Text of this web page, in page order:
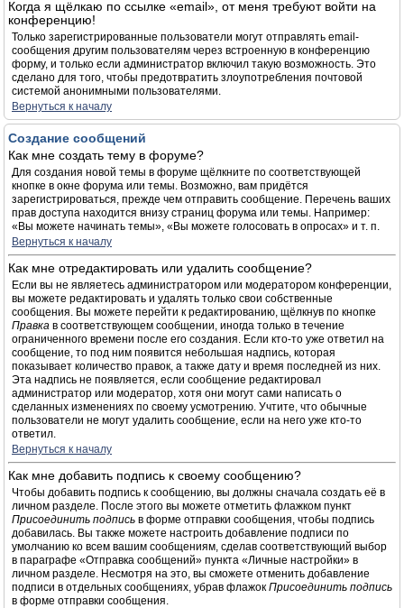
Когда я щёлкаю по ссылке «email», от меня требуют войти на
конференцию!
Только зарегистрированные пользователи могут отправлять email-
сообщения другим пользователям через встроенную в конференцию
форму, и только если администратор включил такую возможность. Это
сделано для того, чтобы предотвратить злоупотребления почтовой
системой анонимными пользователями.
Вернуться к началу
Создание сообщений
Как мне создать тему в форуме?
Для создания новой темы в форуме щёлкните по соответствующей
кнопке в окне форума или темы. Возможно, вам придётся
зарегистрироваться, прежде чем отправить сообщение. Перечень ваших
прав доступа находится внизу страниц форума или темы. Например:
«Вы можете начинать темы», «Вы можете голосовать в опросах» и т. п.
Вернуться к началу
Как мне отредактировать или удалить сообщение?
Если вы не являетесь администратором или модератором конференции,
вы можете редактировать и удалять только свои собственные
сообщения. Вы можете перейти к редактированию, щёлкнув по кнопке
Правка в соответствующем сообщении, иногда только в течение
ограниченного времени после его создания. Если кто-то уже ответил на
сообщение, то под ним появится небольшая надпись, которая
показывает количество правок, а также дату и время последней из них.
Эта надпись не появляется, если сообщение редактировал
администратор или модератор, хотя они могут сами написать о
сделанных изменениях по своему усмотрению. Учтите, что обычные
пользователи не могут удалить сообщение, если на него уже кто-то
ответил.
Вернуться к началу
Как мне добавить подпись к своему сообщению?
Чтобы добавить подпись к сообщению, вы должны сначала создать её в
личном разделе. После этого вы можете отметить флажком пункт
Присоединить подпись в форме отправки сообщения, чтобы подпись
добавилась. Вы также можете настроить добавление подписи по
умолчанию ко всем вашим сообщениям, сделав соответствующий выбор
в параграфе «Отправка сообщений» пункта «Личные настройки» в
личном разделе. Несмотря на это, вы сможете отменить добавление
подписи в отдельных сообщениях, убрав флажок Присоединить подпись
в форме отправки сообщения.